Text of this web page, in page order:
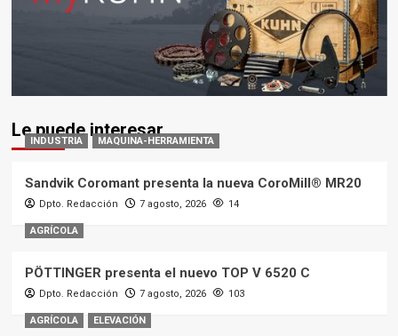
Le puede interesar
INDUSTRIA MAQUINA-HERRAMIENTA
Sandvik Coromant presenta la nueva CoroMill® MR20
Dpto. Redacción 7 agosto, 2026 14
AGRÍCOLA
PÖTTINGER presenta el nuevo TOP V 6520 C
Dpto. Redacción 7 agosto, 2026 103
AGRÍCOLA ELEVACIÓN